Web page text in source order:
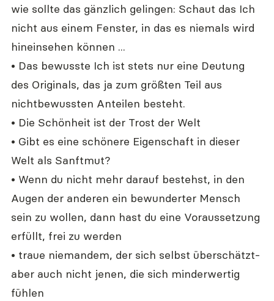
wie sollte das gänzlich gelingen: Schaut das Ich
nicht aus einem Fenster, in das es niemals wird
hineinsehen können ...
• Das bewusste Ich ist stets nur eine Deutung
des Originals, das ja zum größten Teil aus
nichtbewussten Anteilen besteht.
• Die Schönheit ist der Trost der Welt
• Gibt es eine schönere Eigenschaft in dieser
Welt als Sanftmut?
• Wenn du nicht mehr darauf bestehst, in den
Augen der anderen ein bewunderter Mensch
sein zu wollen, dann hast du eine Voraussetzung
erfüllt, frei zu werden
• traue niemandem, der sich selbst überschätzt-
aber auch nicht jenen, die sich minderwertig
fühlen